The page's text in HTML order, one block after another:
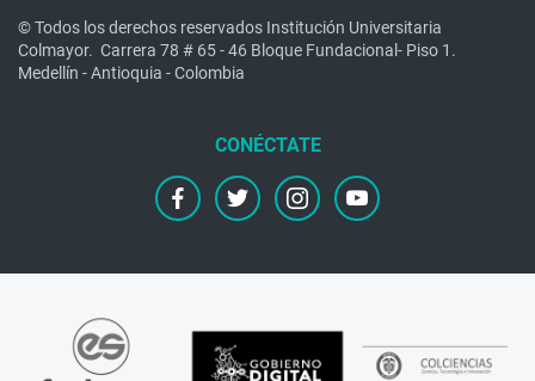
© Todos los derechos reservados Institución Universitaria
Colmayor. Carrera 78 # 65 - 46 Bloque Fundacional- Piso 1.
Medellín - Antioquia - Colombia